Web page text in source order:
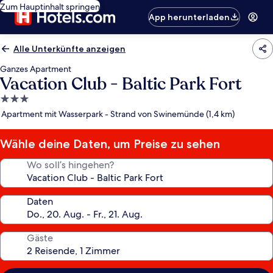
Zum Hauptinhalt springen
App herunterladen
Alle Unterkünfte anzeigen
Ganzes Apartment
Vacation Club - Baltic Park Fort
3.0-
Sterne-
Apartment mit Wasserpark - Strand von Swinemünde (1,4 km)
Wähle deine Daten, um Preise zu sehen
Wo soll’s hingehen?
Daten
Gäste